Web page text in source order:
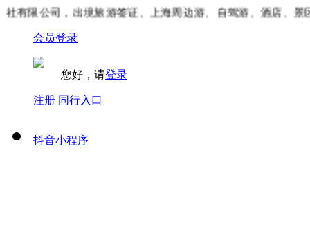
限公司，出境旅游签证、上海周边游、自驾游、酒店、景区
会员登录
您好，请登录
注册 同行入口
抖音小程序